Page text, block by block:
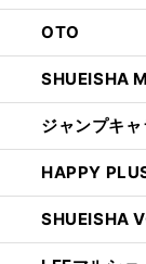
OTO
SHUEISHA
ジャンプキ
HAPPY
SHUEISHA